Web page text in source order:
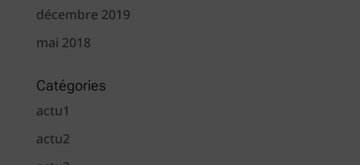
décembre 2019
mai 2018
Catégories
actu1
actu2